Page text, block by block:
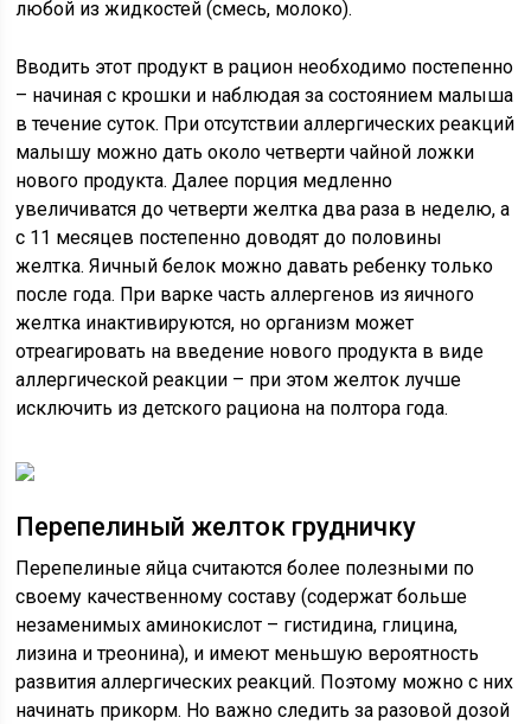
любой из жидкостей (смесь, молоко).
Вводить этот продукт в рацион необходимо постепенно
– начиная с крошки и наблюдая за состоянием малыша
в течение суток. При отсутствии аллергических реакций
малышу можно дать около четверти чайной ложки
нового продукта. Далее порция медленно
увеличиватся до четверти желтка два раза в неделю, а
с 11 месяцев постепенно доводят до половины
желтка. Яичный белок можно давать ребенку только
после года. При варке часть аллергенов из яичного
желтка инактивируются, но организм может
отреагировать на введение нового продукта в виде
аллергической реакции – при этом желток лучше
исключить из детского рациона на полтора года.
Перепелиный желток грудничку
Перепелиные яйца считаются более полезными по
своему качественному составу (содержат больше
незаменимых аминокислот – гистидина, глицина,
лизина и треонина), и имеют меньшую вероятность
развития аллергических реакций. Поэтому можно с них
начинать прикорм. Но важно следить за разовой дозой